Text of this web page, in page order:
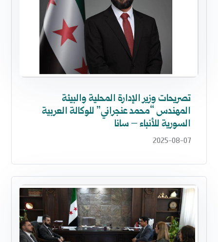
تصريحات وزير الإدارة المحلية والبيئة
المهندس “محمد عنجراني” للوكالة العربية
السورية للأنباء – سانا
2025-08-07